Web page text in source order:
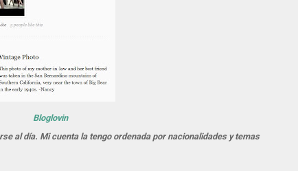
Bloglovin
al día. Mi cuenta la tengo ordenada por nacionalidades y temas